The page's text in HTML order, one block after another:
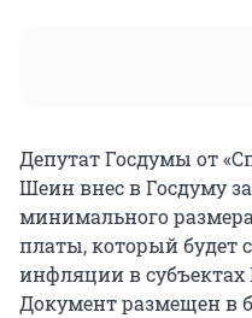
Депутат Госдумы от
Шеин внес в Госдуму
минимального
платы, который будет
инфляции в субъектах
Документ размещен в